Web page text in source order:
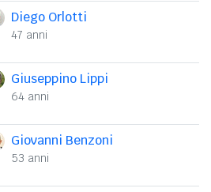
Diego Orlotti
47 anni
Giuseppino Lippi
64 anni
Giovanni Benzoni
53 anni